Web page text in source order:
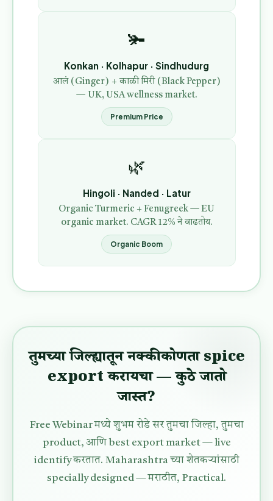
🫚
Konkan · Kolhapur · Sindhudurg
आलं (Ginger) + काळी मिरी (Black Pepper)
— UK, USA wellness market.
Premium Price
🌿
Hingoli · Nanded · Latur
Organic Turmeric + Fenugreek — EU
organic market. CAGR 12% ने वाढतोय.
Organic Boom
तुमच्या जिल्ह्यातून नक्की कोणता spice
export करायचा — कुठे जातो
जास्त?
Free Webinar मध्ये शुभम रोडे सर तुमचा जिल्हा, तुमचा
product, आणि best export market — live
identify करतात. Maharashtra च्या शेतकऱ्यांसाठी
specially designed — मराठीत, Practical.